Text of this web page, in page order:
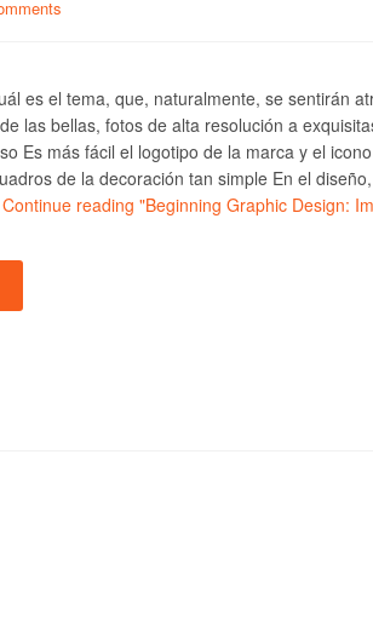
es el tema, que, naturalmente, se sentirán
las bellas, fotos de alta resolución a
Es más fácil el logotipo de la marca y el
de la decoración tan simple En el
Continue reading "Beginning Graphic Design: